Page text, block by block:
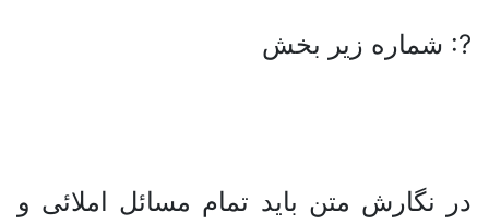
?: شماره زیر بخش
در نگارش متن باید تمام مسائل املائی و